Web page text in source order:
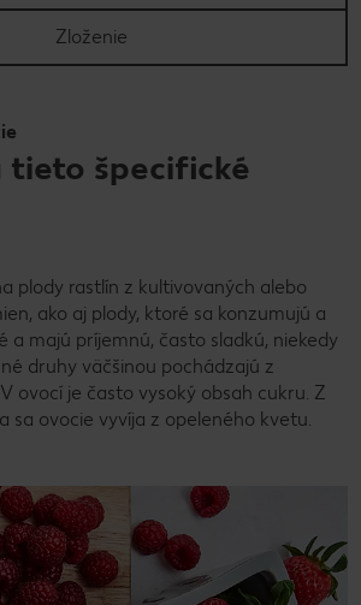
Zloženie
tieto špecifické
plody rastlín z kultivovaných alebo
ako aj plody, ktoré sa konzumujú a
a majú príjemnú, často sladkú, niekedy
druhy väčšinou pochádzajú z
ovocí je často vysoký obsah cukru. Z
sa ovocie vyvíja z opeleného kvetu.